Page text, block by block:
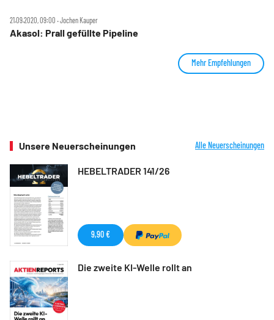
21.09.2020, 09:00 ‧ Jochen Kauper
Akasol: Prall gefüllte Pipeline
Mehr Empfehlungen
Unsere Neuerscheinungen Alle Neuerscheinungen
HEBELTRADER 141/26
9,90 €
Die zweite KI-Welle rollt an